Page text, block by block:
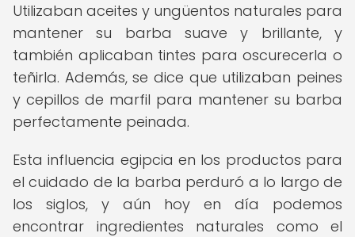
Utilizaban aceites y ungüentos naturales para
mantener su barba suave y brillante, y
también aplicaban tintes para oscurecerla o
teñirla. Además, se dice que utilizaban peines
y cepillos de marfil para mantener su barba
perfectamente peinada.
Esta influencia egipcia en los productos para
el cuidado de la barba perduró a lo largo de
los siglos, y aún hoy en día podemos
encontrar ingredientes naturales como el